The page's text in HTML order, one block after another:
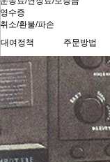
영수증
취소/환불/파손
대여정책
주문방법